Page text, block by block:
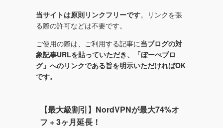
当サイトは原則リンクフリーです。リンクを張
る際の許可などは不要です。
ご使用の際は、ご利用する記事に当ブログの対
象記事URLを貼っていただき、「ぼーぺブロ
グ」へのリンクである旨を明示いただければOK
です。
【最大級割引】NordVPNが最大74%オ
フ + 3ヶ月延長！